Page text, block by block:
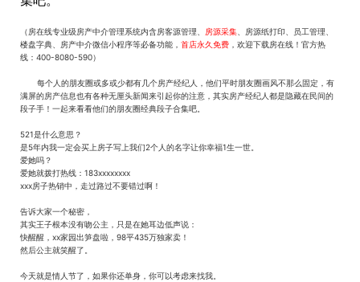
（房在线专业级房产中介管理系统内含房客源管理、 房源采集 、房源纸打印、员工管理、
楼盘字典、房产中介微信小程序等必备功能， 首店永久免费 ，欢迎下载房在线！官方热
线：400-8080-590）
每个人的朋友圈或多或少都有几个房产经纪人，他们平时朋友圈画风不那么固定，有
满屏的房产信息也有各种无厘头新闻来引起你的注意，其实房产经纪人都是隐藏在民间的
段子手！一起来看看他们的朋友圈经典段子合集吧。
521是什么意思？
是5年内我一定会买上房子写上我们2个人的名字让你幸福1生一世。
爱她吗？
爱她就拨打热线：183xxxxxxxx
xxx房子热销中，走过路过不要错过啊！
告诉大家一个秘密，
其实王子根本没有吻公主，只是在她耳边低声说：
快醒醒，xx家园出笋盘啦，98平435万独家卖！
然后公主就笑醒了。
今天就是情人节了，如果你还单身，你可以考虑来找我。